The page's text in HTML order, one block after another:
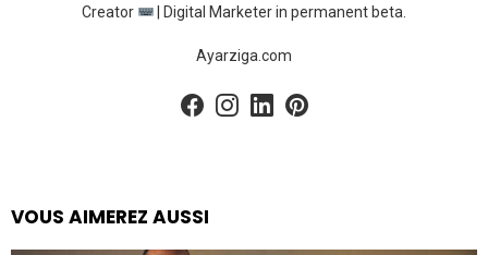
Creator
| Digital Marketer in permanent beta.
Ayarziga.com
facebookinstagram
linkedin
VOUS AIMEREZ AUSSI